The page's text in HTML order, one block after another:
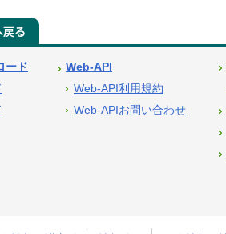
ード
Web-API
Web-API利用規約
Web-APIお問い合わせ